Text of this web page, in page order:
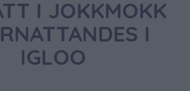
I JOKKMOKK
I
IGLOO